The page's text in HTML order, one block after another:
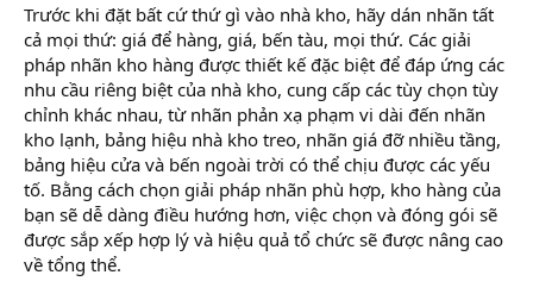
Trước khi đặt bất cứ thứ gì vào nhà kho, hãy dán nhãn tất
cả mọi thứ: giá để hàng, giá, bến tàu, mọi thứ. Các giải
pháp nhãn kho hàng được thiết kế đặc biệt để đáp ứng các
nhu cầu riêng biệt của nhà kho, cung cấp các tùy chọn tùy
chỉnh khác nhau, từ nhãn phản xạ phạm vi dài đến nhãn
kho lạnh, bảng hiệu nhà kho treo, nhãn giá đỡ nhiều tầng,
bảng hiệu cửa và bến ngoài trời có thể chịu được các yếu
tố. Bằng cách chọn giải pháp nhãn phù hợp, kho hàng của
bạn sẽ dễ dàng điều hướng hơn, việc chọn và đóng gói sẽ
được sắp xếp hợp lý và hiệu quả tổ chức sẽ được nâng cao
về tổng thể.